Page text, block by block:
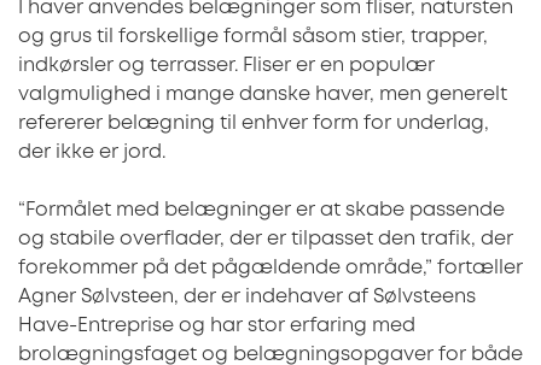
I haver anvendes belægninger som fliser, natursten
og grus til forskellige formål såsom stier, trapper,
indkørsler og terrasser. Fliser er en populær
valgmulighed i mange danske haver, men generelt
refererer belægning til enhver form for underlag,
der ikke er jord.
“Formålet med belægninger er at skabe passende
og stabile overflader, der er tilpasset den trafik, der
forekommer på det pågældende område,” fortæller
Agner Sølvsteen, der er indehaver af Sølvsteens
Have-Entreprise og har stor erfaring med
brolægningsfaget og belægningsopgaver for både